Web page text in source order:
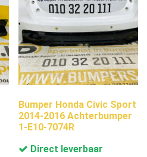
Bumper Honda Civic Sport
2014-2016 Achterbumper
1-E10-7074R
Direct leverbaar